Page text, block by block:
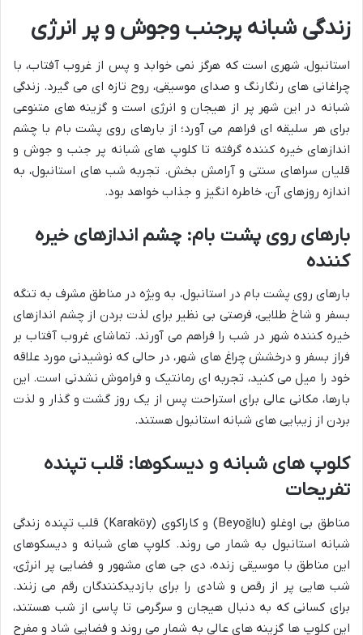
زندگی شبانه پرجنب وجوش و پر انرژی
استانبول، شهری است که هرگز نمی خوابد و پس از غروب آفتاب، با
چراغانی های رنگارنگ و صدای موسیقی، روح تازه ای می گیرد. زندگی
شبانه در این شهر پر از هیجان و انرژی است و گزینه های متنوعی
برای هر سلیقه ای فراهم می آورد؛ از بارهای روی پشت بام با چشم
اندازهای خیره کننده گرفته تا کلوپ های شبانه پر جنب و جوش و
قلیان سراهای سنتی و آرامش بخش. تجربه شب های استانبول، به
اندازه روزهای آن، خاطره انگیز و جذاب خواهد بود.
بارهای روی پشت بام: چشم اندازهای خیره
کننده
بارهای روی پشت بام در استانبول، به ویژه در مناطق مشرف به تنگه
بسفر و شاخ طلایی، فرصتی بی نظیر برای لذت بردن از چشم اندازهای
خیره کننده شهر در شب را فراهم می آورند. تماشای غروب آفتاب بر
فراز بسفر و درخشش چراغ های شهر، در حالی که نوشیدنی مورد علاقه
خود را میل می کنید، تجربه ای رمانتیک و فراموش نشدنی است. این
بارها، مکانی عالی برای استراحت پس از یک روز گشت و گذار و لذت
بردن از زیبایی های شبانه استانبول هستند.
کلوپ های شبانه و دیسکوها: قلب تپنده
تفریحات
مناطق بی اوغلو (Beyoğlu) و کاراکوی (Karaköy) قلب تپنده زندگی
شبانه استانبول به شمار می روند. کلوپ های شبانه و دیسکوهای
این مناطق با موسیقی زنده، دی جی های مشهور و فضایی پر انرژی،
شب هایی پر از رقص و شادی را برای بازدیدکنندگان رقم می زنند.
برای کسانی که به دنبال هیجان و سرگرمی تا پاسی از شب هستند،
این کلوپ ها گزینه های عالی به شمار می روند و فضایی شاد و مفرح